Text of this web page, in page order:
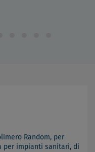
Random, per
per impianti sanitari, di